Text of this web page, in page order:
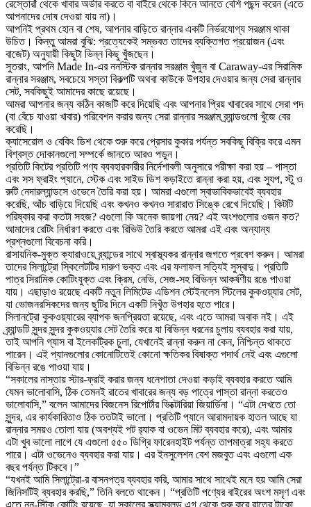
রেস্তোরাঁ থেকে খাবার অর্ডার করতে বা বাইরে থেকে কিনে আনতে বেশি পছন্দ করেন (এতে
আপনাদের দোষ দেওয়া যায় না)।
আপনিই প্রথম হোন বা শেষ, আপনার বাড়িতে রান্নার একটি নির্ভরযোগ্য সরঞ্জাম থাকা
উচিত। কিন্তু আমরা বুঝি: প্রত্যেকেই সম্ভবত তাদের ব্যক্তিগত প্রয়োজন (এবং
বাজেট) অনুযায়ী কিছুটা ভিন্ন কিছু খুঁজছেন।
সুতরাং, আপনি Made In-এর ননস্টিক রান্নার সরঞ্জাম খুঁজুন বা Caraway-এর সিরামিক
রান্নার সরঞ্জাম, সবচেয়ে সস্তা বিকল্পটি অথবা কাউকে উপহার দেওয়ার জন্য সেরা রান্নার
সেট, সবকিছুই আমাদের কাছে রয়েছে।
আমরা আপনার জন্য কঠিন কাজটি করে দিয়েছি এবং আপনার প্রিয় খাবারের সাথে সেরা পদ
(বা বেঁচে যাওয়া খাবার) পরিবেশন করার জন্য সেরা রান্নার সরঞ্জাম ব্র্যান্ডগুলো খুঁজে বের
করেছি।
ক্যাসেরোল ও বেকিং ডিশ থেকে শুরু করে প্রেসার কুকার পর্যন্ত সবকিছু বিক্রি করে এমন
বিশ্বস্ত দোকানগুলো সম্পর্কে জানতে আরও পড়ুন।
প্রতিটি কিটের প্রতিটি পণ্য ব্যবহারকারীর নির্দেশাবলী অনুসারে পরীক্ষা করা হয় – পাস্তা
এবং সস ফ্রাইং প্যানে, স্টেক এবং সাইড ডিশ কড়াইতে রান্না করা হয়, এবং স্যুপ, স্টু ও
রুটি নেদারল্যান্ডসে ওভেনে তৈরি করা হয়। আমরা এগুলো স্বাভাবিকভাবেই ব্যবহার
করেছি, আঁচ বাড়িয়ে দিয়েছি এবং কখনও কখনও সারারাত সিঙ্কে রেখে দিয়েছি। কিটটি
পরিষ্কার করা কতটা সহজ? এগুলো কি অনেক জায়গা নেয়? এই অংশগুলোর ওজন কত?
আমাদের রেটিং নির্ধারণ করতে এবং রিভিউ তৈরি করতে আমরা এই এবং অন্যান্য
প্রশ্নগুলো বিবেচনা করি।
রাসায়নিক-মুক্ত ক্যারাওয়ে ব্র্যান্ডের সাথে স্বাস্থ্যকর রান্নার জগতে প্রবেশ করুন। আমরা
তাদের সিলান্ট্রো স্কিলেটটির দারুণ ভক্ত এবং এর ফলাফল সত্যিই সুস্বাদু। প্রতিটি
পাত্র সিরামিক কোটিংযুক্ত এবং ক্রিম, নেভি, সেজ-সহ বিভিন্ন আকর্ষণীয় রঙে পাওয়া
যায়। এছাড়াও রয়েছে একটি নতুন লিমিটেড এডিশন স্টেইনলেস স্টিলের কুকওয়্যার সেট,
যা ভোজনরসিকদের জন্য ছুটির দিনে একটি নিখুঁত উপহার হতে পারে।
সিলানট্রো কুকওয়্যারের ব্যাপক জনপ্রিয়তা রয়েছে, এবং এতে আমরা অবাক নই। এই
ব্র্যান্ডটি সুন্দর সুন্দর কুকওয়্যার সেট তৈরি করে যা বিভিন্ন ধরনের চুলায় ব্যবহার করা যায়,
তাই আপনি গ্যাস বা ইলেকট্রিক চুলা, যেখানেই রান্না করুন না কেন, নিশ্চিন্ত থাকতে
পারেন। এই প্যানগুলোর কোনোটিতেই কোনো ক্ষতিকর বিষাক্ত পদার্থ নেই এবং এগুলো
বিভিন্ন রঙে পাওয়া যায়।
“সকালের নাস্তায় স্টার-ফ্রাই করার জন্য ধনেপাতা দেওয়া কড়াই ব্যবহার করতে আমি
যেমন ভালোবাসি, ঠিক তেমনই রাতের খাবারের জন্য বড় পাত্রে পাস্তা রান্না করতেও
ভালোবাসি,” বলেন আমাদের বিজনেস রিপোর্টার ভিক্টোরিয়া জিয়ার্ডিনা। “এটা দেখতে তো
সুন্দর, এর কার্যকারিতাও ঠিক ততটাই ভালো। প্রতিটি প্যানে আরামদায়ক হাতল আছে যা
রান্নার সময়ও তোলা যায় (অবশ্যই পট র‍্যাক বা ওভেন মিট ব্যবহার করে), এবং আমার
এটা খুব ভালো লাগে যে এগুলো ৫৫০ ডিগ্রি ফারেনহাইট পর্যন্ত তাপমাত্রা সহ্য করতে
পারে। এটা ওভেনেও ব্যবহার করা যায়। এর ইনসুলেশন বেশ মজবুত এবং এগুলো এক
বছর পর্যন্ত টিকবে।”
“যখনই আমি সিলান্ট্রো-র বাসনপত্র ব্যবহার করি, আমার সাথে সাথেই মনে হয় আমি সেরা
জিনিসটিই ব্যবহার করছি,” তিনি বলতে থাকেন। “প্রতিটি পণ্যের বাইরের অংশ মসৃণ এবং
এতে নন-স্টিক কোটিং রয়েছে, যা সকালের স্ক্র্যাম্বলড এগ থেকে শুরু করে রাতের টাকো